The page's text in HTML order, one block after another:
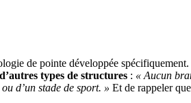
de pointe développée
types de structures : « Aucun
d’un stade de sport. » Et de rappeler